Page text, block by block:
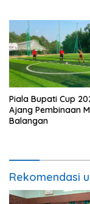
Piala Bupati Cup
Ajang Pembinaan
Balangan
Rekomendasi